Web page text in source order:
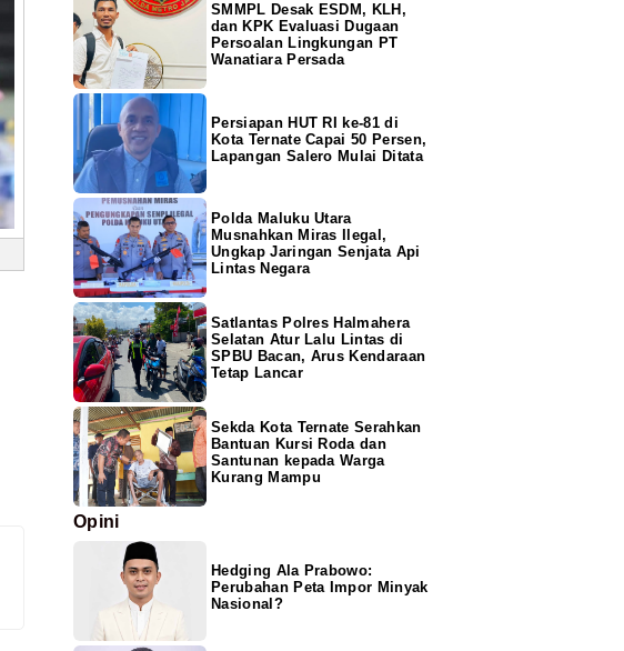
SMMPL Desak ESDM, KLH,
dan KPK Evaluasi Dugaan
Persoalan Lingkungan PT
Wanatiara Persada
Persiapan HUT RI ke-81 di
Kota Ternate Capai 50 Persen,
Lapangan Salero Mulai Ditata
Polda Maluku Utara
Musnahkan Miras Ilegal,
Ungkap Jaringan Senjata Api
Lintas Negara
Satlantas Polres Halmahera
Selatan Atur Lalu Lintas di
SPBU Bacan, Arus Kendaraan
Tetap Lancar
Sekda Kota Ternate Serahkan
Bantuan Kursi Roda dan
Santunan kepada Warga
Kurang Mampu
Opini
Hedging Ala Prabowo:
Perubahan Peta Impor Minyak
Nasional?